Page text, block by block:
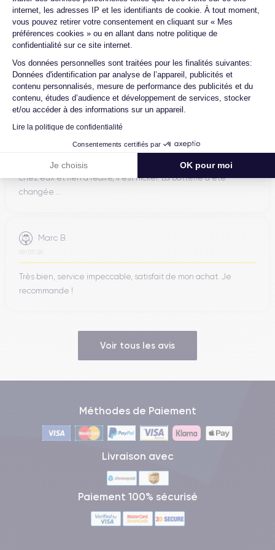
internet, les adresses IP et les identifiants de cookie. À tout moment,
vous pouvez retirer votre consentement en cliquant sur « Mes
préférences cookies » ou en allant dans notre politique de
confidentialité sur ce site internet.
Vos données personnelles sont traitées pour les finalités suivantes:
Données d'identification par analyse de l’appareil, publicités et
contenu personnalisés, mesure de performance des publicités et du
contenu, études d’audience et développement de services, stocker
et/ou accéder à des informations sur un appareil.
Lire la politique de confidentialité
Consentements certifiés par
Je choisis OK pour moi
Axeptio consent
également en charge Samsung Paypour les paiements sans
contact rapides et sécurisés.
Performances et fonctionnalités
Puissance
Propulsé par l’ Exynos 2200
les jeux et les applications exigeantes sans ralentissement. Le
stockage interne est disponible en
128 Goou 256 Go.
Écran
2340 × 1080 px
taux de rafraîchissement adaptatif de 48 à 120 Hz pour des
couleurs vives et une fluidité exceptionnelle.
Audio
la musique et les appels.
Appareil photo
, un ultra grand-angle de12 MPet un téléobjectif de
avec zoom optique 3×. La caméra frontale de 10 MP
des selfies précis et des appels vidéo de qualité.
4 500 mAh
offre une autonomie d’une journée
sans fil 15 W et la recharge inversée.
Henri D.
12/07/26
Bonne expérience
Ambroise V.
Franchement super content ! J'ai acheté mon iPhone 14 Pro
chez eux et rien à redire, il est nickel. La batterie a été
changée ...
Marc B.
09/07/26
Très bien, service impeccable, satisfait de mon achat. Je
recommande !
Voir tous les avis
Méthodes de Paiement
Livraison avec
Paiement 100% sécurisé